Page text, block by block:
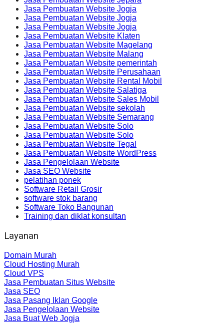
Jasa Pembuatan Website Jogja
Jasa Pembuatan Website Jogja
Jasa Pembuatan Website Jogja
Jasa Pembuatan Website Klaten
Jasa Pembuatan Website Magelang
Jasa Pembuatan Website Malang
Jasa Pembuatan Website pemerintah
Jasa Pembuatan Website Perusahaan
Jasa Pembuatan Website Rental Mobil
Jasa Pembuatan Website Salatiga
Jasa Pembuatan Website Sales Mobil
Jasa Pembuatan Website sekolah
Jasa Pembuatan Website Semarang
Jasa Pembuatan Website Solo
Jasa Pembuatan Website Solo
Jasa Pembuatan Website Tegal
Jasa Pembuatan Website WordPress
Jasa Pengelolaan Website
Jasa SEO Website
pelatihan ponek
Software Retail Grosir
software stok barang
Software Toko Bangunan
Training dan diklat konsultan
Layanan
Domain Murah
Cloud Hosting Murah
Cloud VPS
Jasa Pembuatan Situs Website
Jasa SEO
Jasa Pasang Iklan Google
Jasa Pengelolaan Website
Jasa Buat Web Jogja